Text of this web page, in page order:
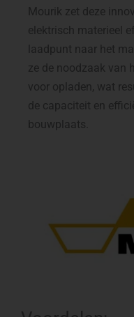
Mourik zet deze
elektrisch materieel
laadpunt naar het
ze de noodzaak van
voor opladen, wat
de capaciteit en
bouwplaats.